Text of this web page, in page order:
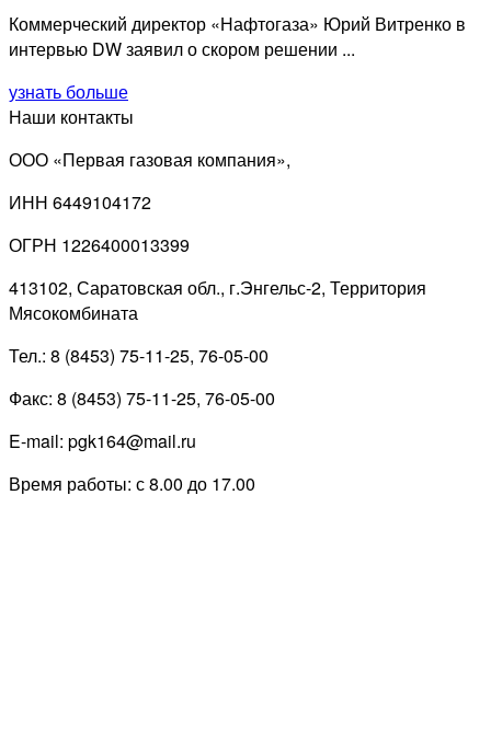
Коммерческий директор «Нафтогаза» Юрий Витренко в
интервью DW заявил о скором решении ...
узнать больше
Наши контакты
ООО «Первая газовая компания»,
ИНН 6449104172
ОГРН 1226400013399
413102, Саратовская обл., г.Энгельс-2, Территория
Мясокомбината
Тел.: 8 (8453) 75-11-25, 76-05-00
Факс: 8 (8453) 75-11-25, 76-05-00
E-mail: pgk164@mail.ru
Время работы: с 8.00 до 17.00